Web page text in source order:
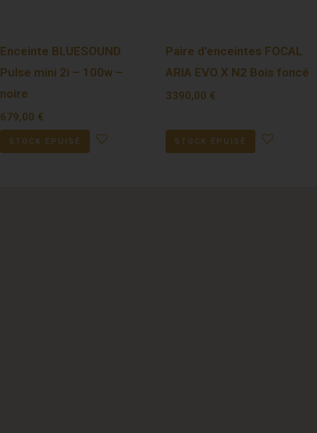
Enceinte BLUESOUND
Pulse mini 2i – 100w –
noire
679,00 €
STOCK ÉPUISÉ
Paire d’enceintes FOCAL
ARIA EVO X N2 Bois foncé
3390,00 €
STOCK ÉPUISÉ